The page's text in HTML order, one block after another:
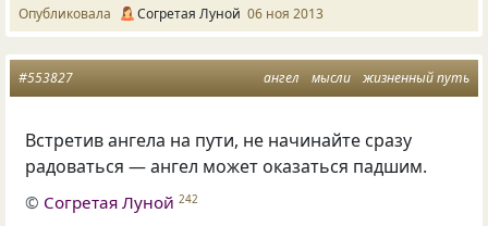
Опубликовала Согретая Луной 06 ноя 2013
ангел мысли жизненный путь
#553827
Встретив ангела на пути, не начинайте сразу
радоваться — ангел может оказаться падшим.
© Согретая Луной 242